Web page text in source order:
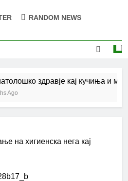
кај кучињата и што
RANDOM NEWS
здравје кај кучиња и
Ago
на хигиенска нега кај